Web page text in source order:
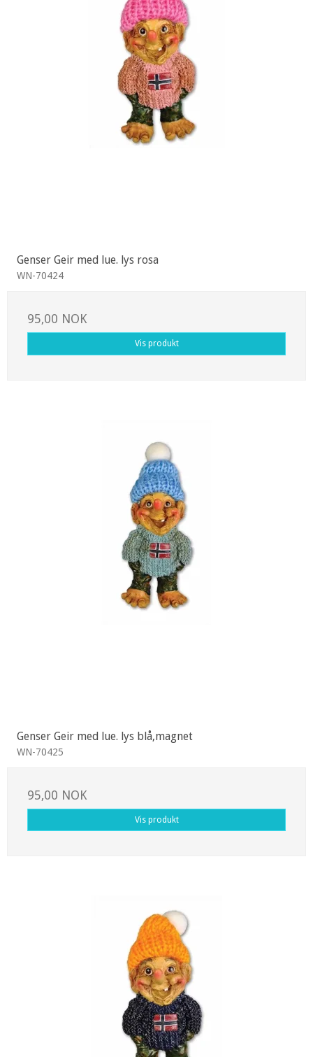
Genser Geir med lue. lys rosa
WN-70424
95,00 NOK
Vis produkt
Genser Geir med lue. lys blå,magnet
WN-70425
95,00 NOK
Vis produkt